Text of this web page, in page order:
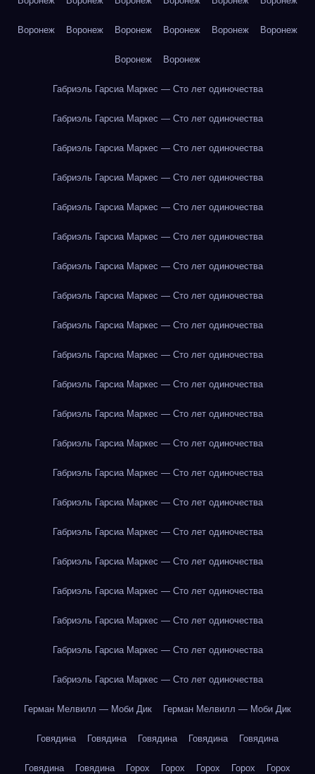
Воронеж Воронеж Воронеж Воронеж Воронеж Воронеж
Воронеж Воронеж
Габриэль Гарсиа Маркес — Сто лет одиночества
Габриэль Гарсиа Маркес — Сто лет одиночества
Габриэль Гарсиа Маркес — Сто лет одиночества
Габриэль Гарсиа Маркес — Сто лет одиночества
Габриэль Гарсиа Маркес — Сто лет одиночества
Габриэль Гарсиа Маркес — Сто лет одиночества
Габриэль Гарсиа Маркес — Сто лет одиночества
Габриэль Гарсиа Маркес — Сто лет одиночества
Габриэль Гарсиа Маркес — Сто лет одиночества
Габриэль Гарсиа Маркес — Сто лет одиночества
Габриэль Гарсиа Маркес — Сто лет одиночества
Габриэль Гарсиа Маркес — Сто лет одиночества
Габриэль Гарсиа Маркес — Сто лет одиночества
Габриэль Гарсиа Маркес — Сто лет одиночества
Габриэль Гарсиа Маркес — Сто лет одиночества
Габриэль Гарсиа Маркес — Сто лет одиночества
Габриэль Гарсиа Маркес — Сто лет одиночества
Габриэль Гарсиа Маркес — Сто лет одиночества
Габриэль Гарсиа Маркес — Сто лет одиночества
Габриэль Гарсиа Маркес — Сто лет одиночества
Габриэль Гарсиа Маркес — Сто лет одиночества
Герман Мелвилл — Моби Дик Герман Мелвилл — Моби Дик
Говядина Говядина Говядина Говядина Говядина
Говядина Говядина Горох Горох Горох Горох Горох